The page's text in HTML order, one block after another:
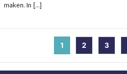
maken. In [...]
1 (current)
2 3